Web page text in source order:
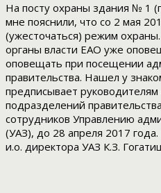
На посту охраны здания № 1
мне пояснили, что со 2 мая
(ужесточаться) режим
органы власти ЕАО уже
оповещать при посещении
правительства. Нашел у
предписывает руководителям
подразделений
сотрудников Управлению
(УАЗ), до 28 апреля 2017
и.о. директора УАЗ К.З.